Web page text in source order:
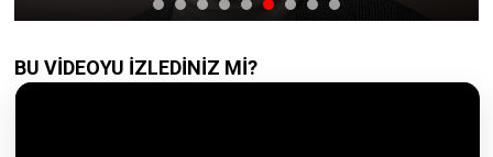
BU VİDEOYU İZLEDİNİZ Mİ?